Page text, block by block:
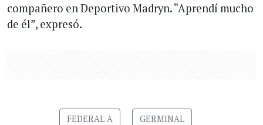
compañero en Deportivo Madryn. “Aprendí mucho
de él”, expresó.
FEDERAL A GERMINAL